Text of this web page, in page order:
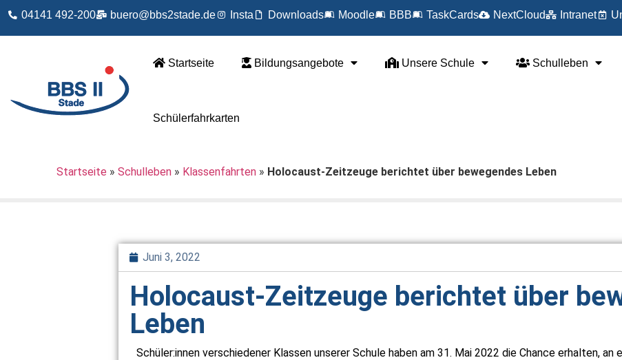
04141 492-200 buero@bbs2stade.de Insta Downloads Moodle BBB TaskCards NextCloud Intranet
Startseite Bildungsangebote Unsere Schule Schulleben
Schülerfahrkarten
Startseite » Schulleben » Klassenfahrten » Holocaust-Zeitzeuge berichtet über bewegendes Leben
Juni 3, 2022
Holocaust-Zeitzeuge berichtet über
Leben
Schüler:innen verschiedener Klassen unserer Schule haben am 31. Mai 2022 die Chance erhalten,